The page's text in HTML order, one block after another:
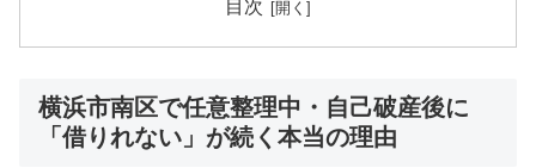
目次
横浜市南区で任意整理中・自己破産後に
「借りれない」が続く本当の理由